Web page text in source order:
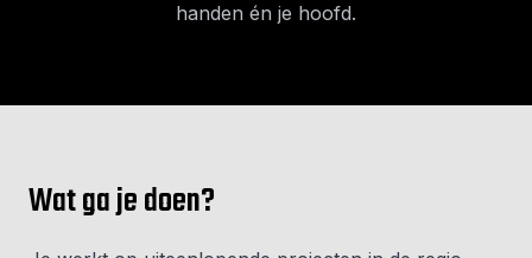
handen én je hoofd.
Wat ga je doen?